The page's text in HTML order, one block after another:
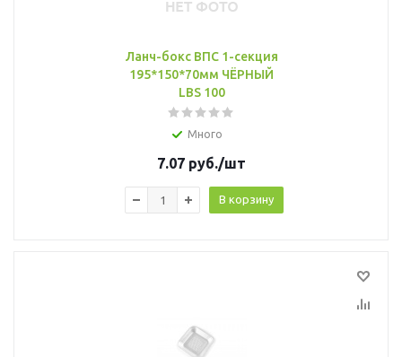
Ланч-бокс ВПС 1-секция
195*150*70мм ЧЁРНЫЙ
LBS 100
Много
7.07 руб./шт
В корзину